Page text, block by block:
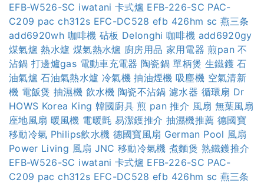
EFB-W526-SC iwatani 卡式爐 EFB-226-SC PAC-
C209 pac ch312s EFC-DC528 efb 426hm sc 燕三条
add6920wh 咖啡機 砧板 Delonghi 咖啡機 add6920gy
煤氣爐 熱水爐 煤氣熱水爐 廚房用品 家用電器 煎pan 不
沾鍋 打邊爐gas 電動車充電器 陶瓷鍋 單柄煲 生鐵鑊 石
油氣爐 石油氣熱水爐 冷氣機 抽油煙機 吸塵機 空氣清新
機 電飯煲 抽濕機 飲水機 陶瓷不沾鍋 濾水器 循環扇 Dr
HOWS Korea King 韓國廚具 煎 pan 推介 風扇 無葉風扇
座地風扇 暖風機 電暖氈 易潔鑊推介 抽濕機推薦 德國寶
移動冷氣 Philips飲水機 德國寶風扇 German Pool 風扇
Power Living 風扇 JNC 移動冷氣機 煮麵煲 熟鐵鑊推介
EFB-W526-SC iwatani 卡式爐 EFB-226-SC PAC-
C209 pac ch312s EFC-DC528 efb 426hm sc 燕三条